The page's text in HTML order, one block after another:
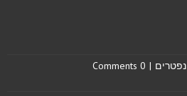
נפטרים |
0 Comments